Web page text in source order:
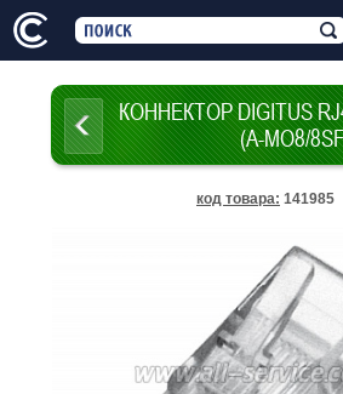
КОННЕКТОР DIGITUS
(A-MO8/
код товара: 141985